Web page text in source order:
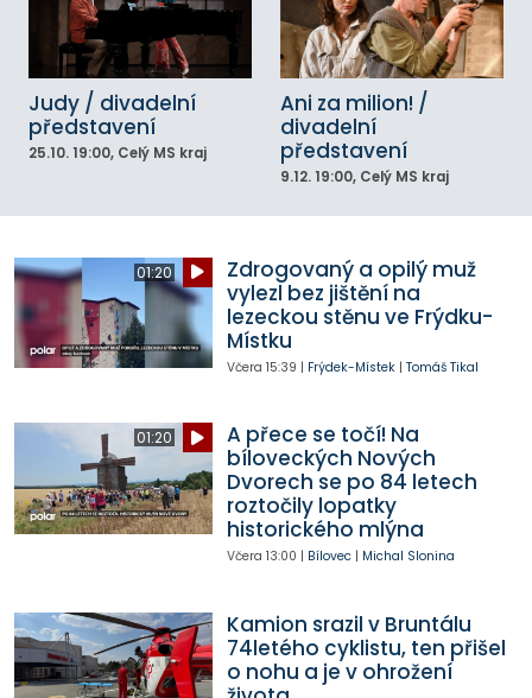
Judy / divadelní
představení
25.10. 19:00, Celý MS kraj
Ani za milion! /
divadelní
představení
9.12. 19:00, Celý MS kraj
01:20
Zdrogovaný a opilý muž
vylezl bez jištění na
lezeckou stěnu ve Frýdku-
Místku
Včera 15:39 | Frýdek-Místek| Tomáš Tikal
01:20
A přece se točí! Na
bíloveckých Nových
Dvorech se po 84 letech
roztočily lopatky
historického mlýna
Včera 13:00 | Bílovec| Michal Slonina
Kamion srazil v Bruntálu
74letého cyklistu, ten přišel
o nohu a je v ohrožení